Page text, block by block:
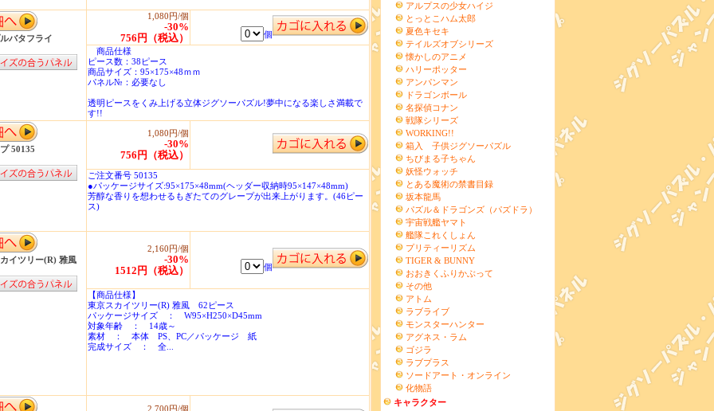
バタフライ
1,080円/個
-30%
756円（税込）
個
商品仕様
ピース数：38ピース
商品サイズ：95×175×48ｍｍ
パネル№：必要なし
透明ピースをくみ上げる立体ジグソーパズル!夢中になる楽しさ満載で
す!!
50135
1,080円/個
-30%
756円（税込）
ご注文番号 50135
●パッケージサイズ:95×175×48mm(ヘッダー収納時95×147×48mm)
芳醇な香りを想わせるもぎたてのグレープが出来上がります。(46ピー
ス)
イツリー(R) 雅風
2,160円/個
-30%
1512円（税込）
個
【商品仕様】
東京スカイツリー(R) 雅風 62ピース
パッケージサイズ ： W95×H250×D45mm
対象年齢 ： 14歳～
素材 ： 本体 PS、PC／パッケージ 紙
完成サイズ ： 全...
2,700円/個
アルプスの少女ハイジ
とっとこハム太郎
夏色キセキ
テイルズオブシリーズ
懐かしのアニメ
ハリーポッター
アンパンマン
ドラゴンボール
名探偵コナン
戦隊シリーズ
WORKING!!
箱入 子供ジグソーパズル
ちびまる子ちゃん
妖怪ウォッチ
とある魔術の禁書目録
坂本龍馬
パズル＆ドラゴンズ（パズドラ）
宇宙戦艦ヤマト
艦隊これくしょん
プリティーリズム
TIGER & BUNNY
おおきくふりかぶって
その他
アトム
ラブライブ
モンスターハンター
アグネス・ラム
ゴジラ
ラブプラス
ソードアート・オンライン
化物語
キャラクター